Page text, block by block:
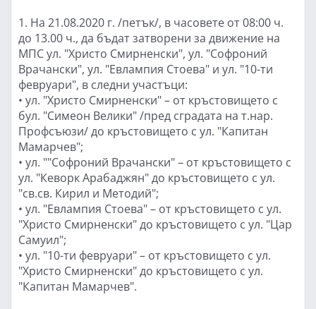
1. На 21.08.2020 г. /петък/, в часовете от 08:00 ч.
до 13.00 ч., да бъдат затворени за движение на
МПС ул. "Христо Смирненски", ул. "Софроний
Врачански", ул. "Евлампия Стоева" и ул. "10-ти
февруари", в следни участъци:
• ул. "Христо Смирненски" – от кръстовището с
бул. "Симеон Велики" /пред сградата на т.нар.
Профсъюзи/ до кръстовището с ул. "Капитан
Мамарчев";
• ул. ""Софроний Врачански" – от кръстовището с
ул. "Кеворк Арабаджян" до кръстовището с ул.
"св.св. Кирил и Методий";
• ул. "Евлампия Стоева" – от кръстовището с ул.
"Христо Смирненски" до кръстовището с ул. "Цар
Самуил";
• ул. "10-ти февруари" – от кръстовището с ул.
"Христо Смирненски" до кръстовището с ул.
"Капитан Мамарчев".